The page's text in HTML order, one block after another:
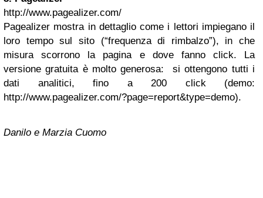
http://www.pagealizer.com/
Pagealizer mostra in dettaglio come i lettori impiegano il
loro tempo sul sito (“frequenza di rimbalzo”), in che
misura scorrono la pagina e dove fanno click. La
versione gratuita è molto generosa: si ottengono tutti i
dati analitici, fino a 200 click (demo:
http://www.pagealizer.com/?page=report&type=demo).
Danilo e Marzia Cuomo